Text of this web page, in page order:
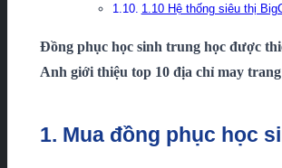
1.10 Hệ thống siêu thị
Đồng phục học sinh trung học được
Anh giới thiệu top 10 địa chỉ may
1. Mua đồng phục học